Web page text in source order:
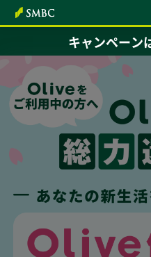
本文へ
キャンペーン